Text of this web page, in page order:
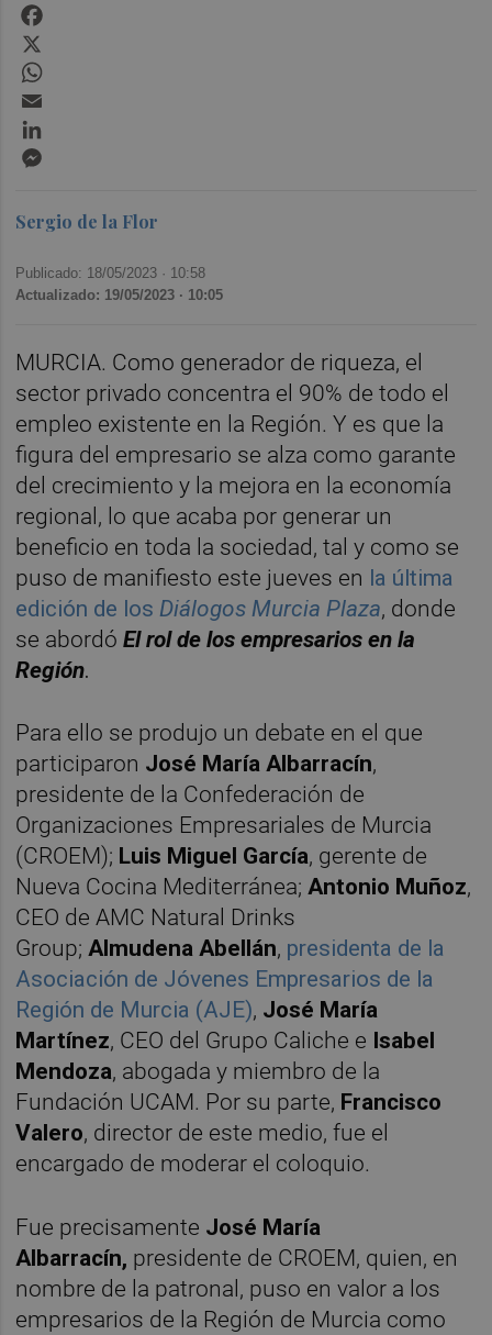
Sergio de la Flor
Publicado: 18/05/2023 · 10:58
Actualizado: 19/05/2023 · 10:05
MURCIA. Como generador de riqueza, el
sector privado concentra el 90% de todo el
empleo existente en la Región. Y es que la
figura del empresario se alza como garante
del crecimiento y la mejora en la economía
regional, lo que acaba por generar un
beneficio en toda la sociedad, tal y como se
puso de manifiesto este jueves en la última
edición de los Diálogos Murcia Plaza, donde
se abordóEl rol de los empresarios en la
Región.
Para ello se produjo un debate en el que
participaron José María Albarracín,
presidente de la Confederación de
Organizaciones Empresariales de Murcia
(CROEM); Luis Miguel García, gerente de
Nueva Cocina Mediterránea; Antonio Muñoz,
CEO de AMC Natural Drinks
Group; Almudena Abellán, presidenta de la
Asociación de Jóvenes Empresarios de la
Región de Murcia (AJE), José María
Martínez, CEO del Grupo Caliche e Isabel
Mendoza, abogada y miembro de la
Fundación UCAM. Por su parte, Francisco
Valero, director de este medio, fue el
encargado de moderar el coloquio.
Fue precisamente José María
Albarracín, presidente de CROEM, quien, en
nombre de la patronal, puso en valor a los
empresarios de la Región de Murcia como